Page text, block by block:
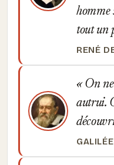
homme
tout un
RENÉ
On ne
autrui.
GALILÉE